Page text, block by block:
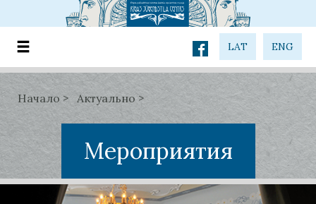
LAT ENG
Начало Актуально
Мероприятия